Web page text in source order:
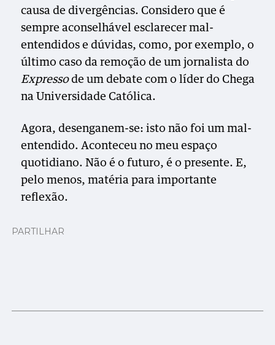
causa de divergências. Considero que é
sempre aconselhável esclarecer mal-
entendidos e dúvidas, como, por exemplo, o
último caso da remoção de um jornalista do
Expressode um debate com o líder do Chega
na Universidade Católica.
Agora, desenganem-se: isto não foi um mal-
entendido. Aconteceu no meu espaço
quotidiano. Não é o futuro, é o presente. E,
pelo menos, matéria para importante
reflexão.
PARTILHAR